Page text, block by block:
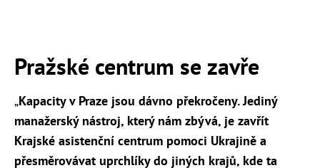
Pražské centrum se zavře
„Kapacity v Praze jsou dávno překročeny. Jediný
manažerský nástroj, který nám zbývá, je zavřít
Krajské asistenční centrum pomoci Ukrajině a
přesměrovávat uprchlíky do jiných krajů, kde ta